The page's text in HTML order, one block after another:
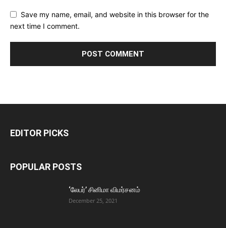
Save my name, email, and website in this browser for the
next time I comment.
EDITOR PICKS
POPULAR POSTS
‘லேபர்’ சினிமா விமர்சனம்
December 25, 2021